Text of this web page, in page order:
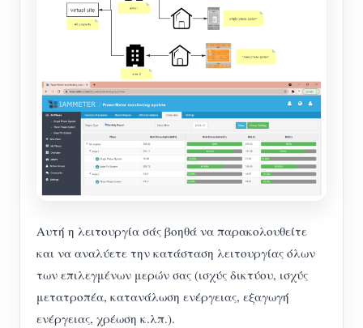
Αυτή η λειτουργία σάς βοηθά να παρακολουθείτε
και να αναλύετε την κατάσταση λειτουργίας όλων
των επιλεγμένων μερών σας (ισχύς δικτύου, ισχύς
μετατροπέα, κατανάλωση ενέργειας, εξαγωγή
ενέργειας, χρέωση κ.λπ.).